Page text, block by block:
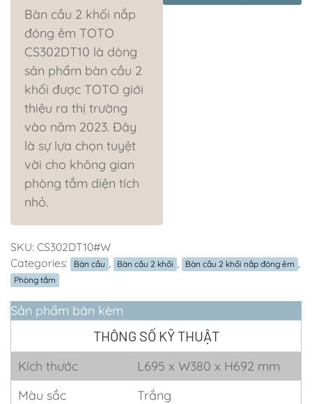
Bàn cầu 2 khối nắp
đóng êm TOTO
CS302DT10 là dòng
sản phẩm bàn cầu 2
khối được TOTO giới
thiệu ra thị trường
vào năm 2023. Đây
là sự lựa chọn tuyệt
vời cho không gian
phòng tắm diện tích
nhỏ.
SKU: CS302DT10#W
Categories:
Bàn cầu Bàn cầu 2 khối Bàn cầu 2 khối nắp đóng êm
Phòng tắm
Sản phẩm bán kèm
THÔNG SỐ KỸ THUẬT
Kích thước
L695 x W380 x H692 mm
Màu sắc
Trắng